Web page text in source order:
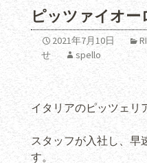
ピッツァイオー
2021年7月10日
せ
spello
イタリアのピッツェリ
スタッフが入社し、早
す。